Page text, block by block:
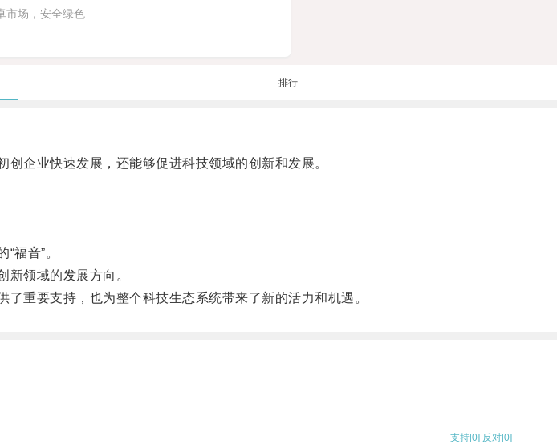
市场，安全绿色
排行
企业快速发展，还能够促进科技领域的创新和发展。
福音”。
领域的发展方向。
重要支持，也为整个科技生态系统带来了新的活力和机遇。
支持[0] 反对[0]